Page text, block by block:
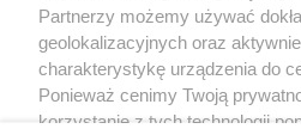
O nas
Partnerzy możemy używać
geolokalizacyjnych oraz
charakterystykę urządzenia do
Ponieważ cenimy Twoją
korzystanie z tych technologii